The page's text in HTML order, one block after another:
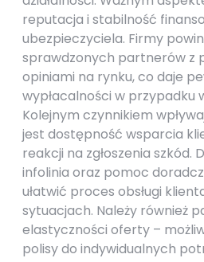
reputacja i stabilność
ubezpieczyciela. Firmy
sprawdzonych partnerów z
opiniami na rynku, co daje
wypłacalności w przypadku
Kolejnym czynnikiem
jest dostępność wsparcia
reakcji na zgłoszenia szkód.
infolinia oraz pomoc
ułatwić proces obsługi
sytuacjach. Należy również
elastyczności oferty –
polisy do indywidualnych